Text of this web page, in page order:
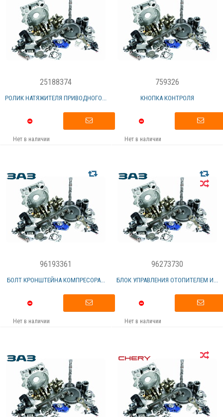
25188374
РОЛИК НАТЯЖИТЕЛЯ ПРИВОДНОГО...
Нет в наличии
759326
КНОПКА КОНТРОЛЯ
Нет в наличии
96193361
БОЛТ КРОНШТЕЙНА КОМПРЕСОРА...
Нет в наличии
96273730
БЛОК УПРАВЛЕНИЯ ОТОПИТЕЛЕМ И...
Нет в наличии